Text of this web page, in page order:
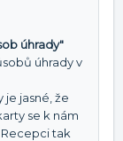
úhrady"
úhrady v
je jasné, že
se k nám
tak